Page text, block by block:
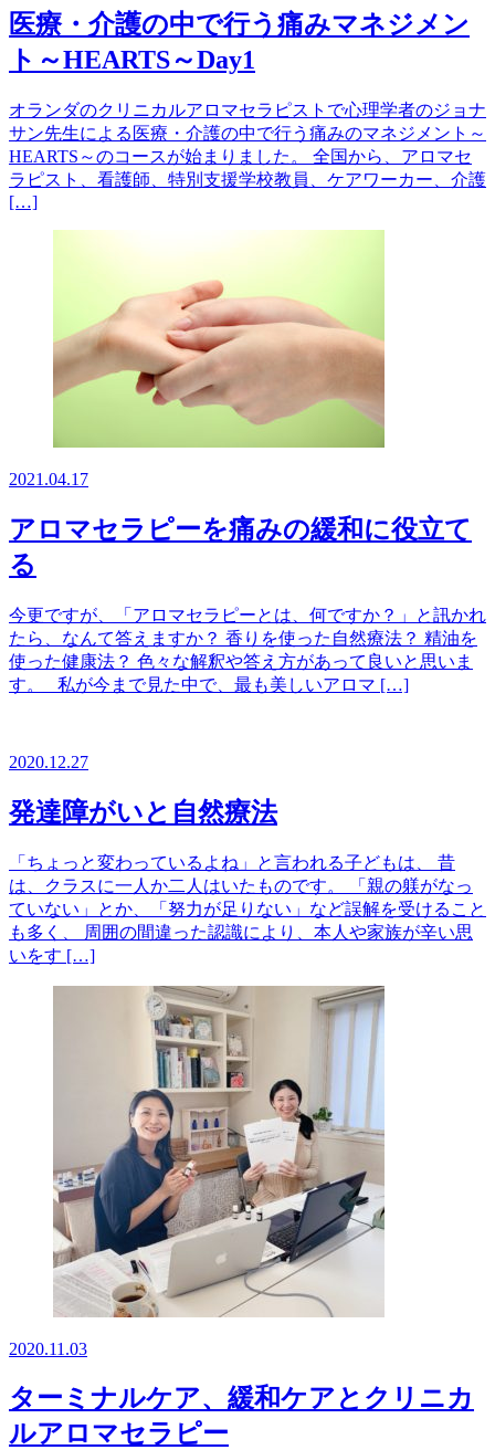
医療・介護の中で行う痛みマネジメン
ト～HEARTS～Day1
オランダのクリニカルアロマセラピストで心理学者のジョナ
サン先生による医療・介護の中で行う痛みのマネジメント～
HEARTS～のコースが始まりました。 全国から、アロマセ
ラピスト、看護師、特別支援学校教員、ケアワーカー、介護
[…]
2021.04.17
アロマセラピーを痛みの緩和に役立て
る
今更ですが、「アロマセラピーとは、何ですか？」と訊かれ
たら、なんて答えますか？ 香りを使った自然療法？ 精油を
使った健康法？ 色々な解釈や答え方があって良いと思いま
す。 私が今まで見た中で、最も美しいアロマ […]
2020.12.27
発達障がいと自然療法
「ちょっと変わっているよね」と言われる子どもは、 昔
は、クラスに一人か二人はいたものです。 「親の躾がなっ
ていない」とか、「努力が足りない」など誤解を受けること
も多く、 周囲の間違った認識により、本人や家族が辛い思
いをす […]
2020.11.03
ターミナルケア、緩和ケアとクリニカ
ルアロマセラピー